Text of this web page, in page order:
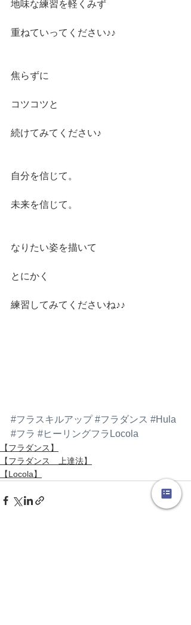
地味な練習を軽くみず
重ねていってください♪♪
焦らずに
コツコツと
続けてみてください♪
自分を信じて。
未来を信じて。
なりたい姿を描いて
とにかく
練習してみてくださいね♪♪
#フラスキルアップ #フラダンス #Hula
#フラ #ヒーリングフラLocola
【フラダンス】
【フラダンス 上達法】
【Locola】